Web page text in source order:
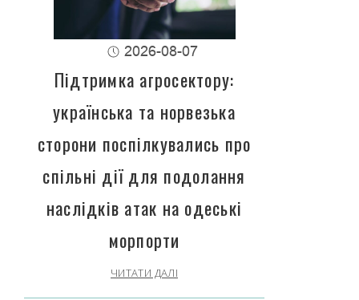
2026-08-07
Підтримка агросектору:
українська та норвезька
сторони поспілкувались про
спільні дії для подолання
наслідків атак на одеські
морпорти
ЧИТАТИ ДАЛІ